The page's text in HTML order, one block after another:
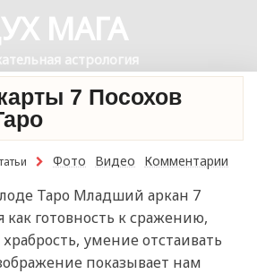
МАГА
астрология
7 Посохов
Фото Видео Комментарии
Таро Младший аркан 7
как готовность к сражению,
умение отстаивать
показывает нам